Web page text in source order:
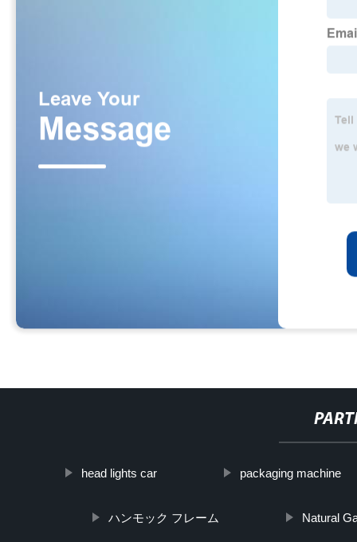
head lights car packaging machine
ハンモック フレーム Natural